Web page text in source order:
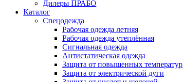
Дилеры ПРАБО
Каталог
Спецодежда
Рабочая одежда летняя
Рабочая одежда утеплённая
Сигнальная одежда
Антистатическая одежда
Защита от повышенных температур
Защита от электрической дуги